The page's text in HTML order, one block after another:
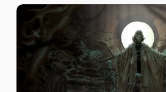
Review
Tormentum